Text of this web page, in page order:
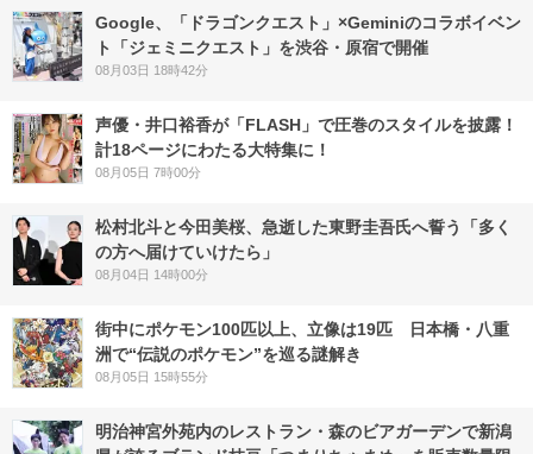
Google、「ドラゴンクエスト」×Geminiのコラボイベン
ト「ジェミニクエスト」を渋谷・原宿で開催
08月03日 18時42分
声優・井口裕香が「FLASH」で圧巻のスタイルを披露！
計18ページにわたる大特集に！
08月05日 7時00分
松村北斗と今田美桜、急逝した東野圭吾氏へ誓う「多く
の方へ届けていけたら」
08月04日 14時00分
街中にポケモン100匹以上、立像は19匹 日本橋・八重
洲で“伝説のポケモン”を巡る謎解き
08月05日 15時55分
明治神宮外苑内のレストラン・森のビアガーデンで新潟